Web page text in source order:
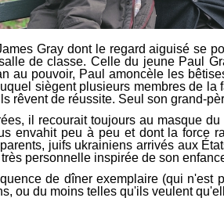
Gray dont le regard aiguisé se
de classe. Celle du jeune Paul
au pouvoir, Paul amoncèle les
siègent plusieurs membres de
rêvent de réussite. Seul son grand-
il recourait toujours au masque
envahit peu à peu et dont la
juifs ukrainiens arrivés aux
personnelle inspirée de son
de dîner exemplaire (qui n'est
ou du moins telles qu'ils veulent